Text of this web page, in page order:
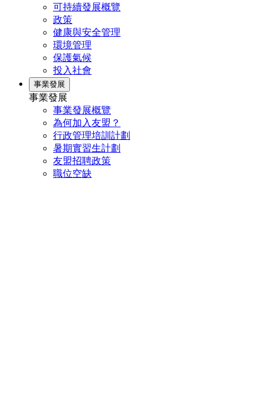
可持續發展概覽
政策
健康與安全管理
環境管理
保護氣候
投入社會
事業發展
事業發展
事業發展概覽
為何加入友盟？
行政管理培訓計劃
暑期實習生計劃
友盟招聘政策
職位空缺